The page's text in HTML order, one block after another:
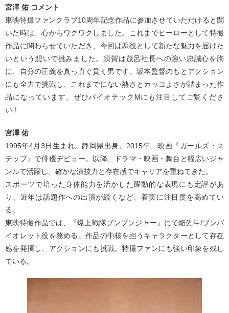
宮澤 佑 コメント
東映特撮ファンクラブ10周年記念作品に参加させていただけると聞
いた時は、心からワクワクしました。これまでヒーローとして特撮
作品に関わらせていただき、今回は悪役として新たな魅力を届けた
いという想いで挑みました。須賀は茂呂社長への強い忠誠心を胸
に、自分の正義を真っ直ぐ貫く男です。坂本監督のもとアクション
にも全力で挑戦し、これまでにない熱さとカッコよさが詰まった作
品になっています。ぜひバイオテックMにも注目してご覧くださ
い！
宮澤 佑
1995年4月3日生まれ。静岡県出身。2015年、映画『ガールズ・ス
テップ』で俳優デビュー。以降、ドラマ・映画・舞台と幅広いジャ
ンルで活躍し、確かな演技力と存在感でキャリアを重ねてきた。
スポーツで培った身体能力を活かした躍動的な表現にも定評があ
り、近年は話題作への出演が続くなど、着実に注目度を高めてい
る。
東映特撮作品では、『爆上戦隊ブンブンジャー』にて焔先斗/ブンバ
イオレット役を務める。作品の中核を担うキャラクターとして存在
感を発揮し、アクションにも挑戦。特撮ファンにも強い印象を残し
ている。